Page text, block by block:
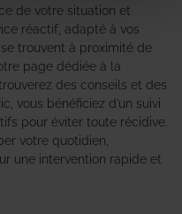
de votre situation et
réactif, adapté à vos
trouvent à proximité de
page dédiée à la
trouverez des conseils et des
vous bénéficiez d’un suivi
pour éviter toute récidive.
votre quotidien,
une intervention rapide et